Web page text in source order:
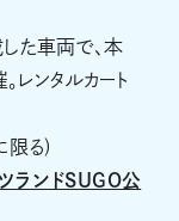
た車両で、本
レンタルカート
る)
ランドSUGO公